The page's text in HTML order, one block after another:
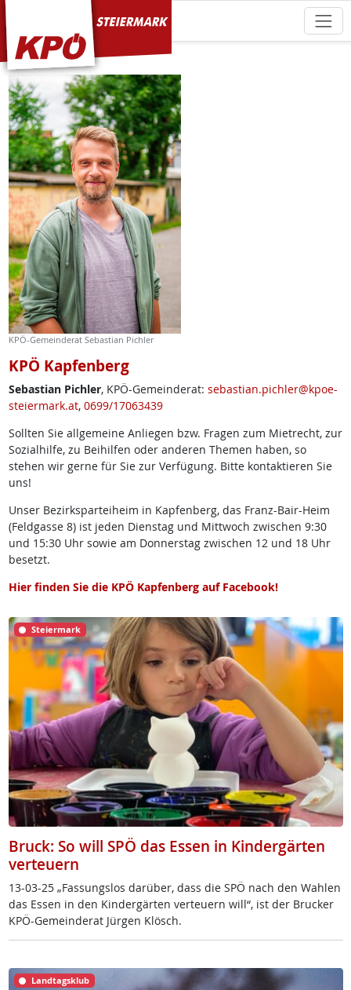
KPÖ Steiermark
KPÖ-Gemeinderat Sebastian Pichler
KPÖ Kapfenberg
Sebastian Pichler, KPÖ-Gemeinderat: sebastian.pichler@kpoe-
steiermark.at, 0699/17063439
Sollten Sie allgemeine Anliegen bzw. Fragen zum Mietrecht, zur
Sozialhilfe, zu Beihilfen oder anderen Themen haben, so
stehen wir gerne für Sie zur Verfügung. Bitte kontaktieren Sie
uns!
Unser Bezirksparteiheim in Kapfenberg, das Franz-Bair-Heim
(Feldgasse 8) ist jeden Dienstag und Mittwoch zwischen 9:30
und 15:30 Uhr sowie am Donnerstag zwischen 12 und 18 Uhr
besetzt.
Hier finden Sie die KPÖ Kapfenberg auf Facebook!
Steiermark
Bruck: So will SPÖ das Essen in Kindergärten
verteuern
13-03-25 „Fas­sungs­los dar­über, dass die SPÖ nach den Wah­len
das Es­sen in den Kin­der­gär­ten verteu­ern wil­l“, ist der Bru­cker
KPÖ-Ge­mein­de­rat Jür­gen Klösch.
Landtagsklub